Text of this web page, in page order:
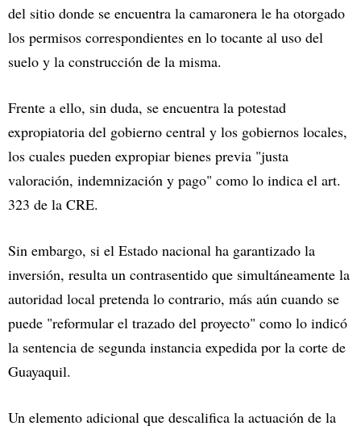
del sitio donde se encuentra la camaronera le ha otorgado
los permisos correspondientes en lo tocante al uso del
suelo y la construcción de la misma.
Frente a ello, sin duda, se encuentra la potestad
expropiatoria del gobierno central y los gobiernos locales,
los cuales pueden expropiar bienes previa "justa
valoración, indemnización y pago" como lo indica el art.
323 de la CRE.
Sin embargo, si el Estado nacional ha garantizado la
inversión, resulta un contrasentido que simultáneamente la
autoridad local pretenda lo contrario, más aún cuando se
puede "reformular el trazado del proyecto" como lo indicó
la sentencia de segunda instancia expedida por la corte de
Guayaquil.
Un elemento adicional que descalifica la actuación de la